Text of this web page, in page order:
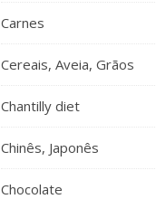
Carnes
Cereais, Aveia, Grãos
Chantilly diet
Chinês, Japonês
Chocolate